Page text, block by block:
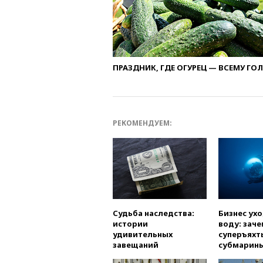
ПРАЗДНИК, ГДЕ ОГУРЕЦ — ВСЕМУ
РЕКОМЕНДУЕМ:
Судьба наследства:
истории
удивительных
завещаний
Бизнес
воду: